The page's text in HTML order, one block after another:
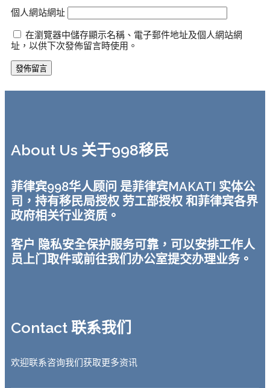
個人網站網址
在瀏覽器中儲存顯示名稱、電子郵件地址及個人網站網
址，以供下次發佈留言時使用。
About Us 关于998移民
菲律宾998华人顾问 是菲律宾MAKATI 实体公
司，持有移民局授权 劳工部授权 和菲律宾各界
政府相关行业资质。
客户 隐私安全保护服务可靠，可以安排工作人
员上门取件或前往我们办公室提交办理业务。
Contact 联系我们
欢迎联系咨询我们获取更多资讯